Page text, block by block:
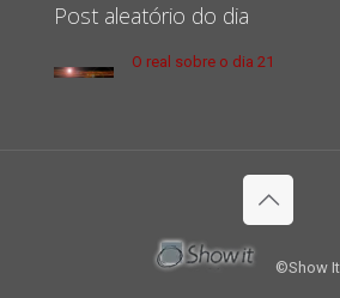
Post aleatório do dia
O real sobre o dia 21
©Show